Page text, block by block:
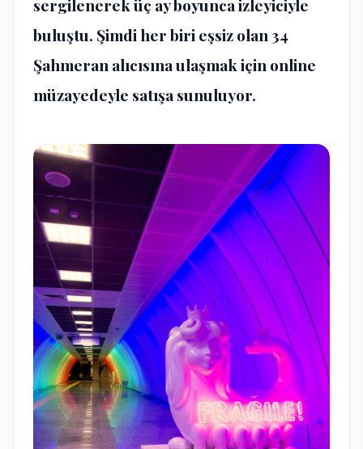
sergilenerek üç ay boyunca izleyiciyle
buluştu. Şimdi her biri eşsiz olan 34
Şahmeran alıcısına ulaşmak için online
müzayedeyle satışa sunuluyor.